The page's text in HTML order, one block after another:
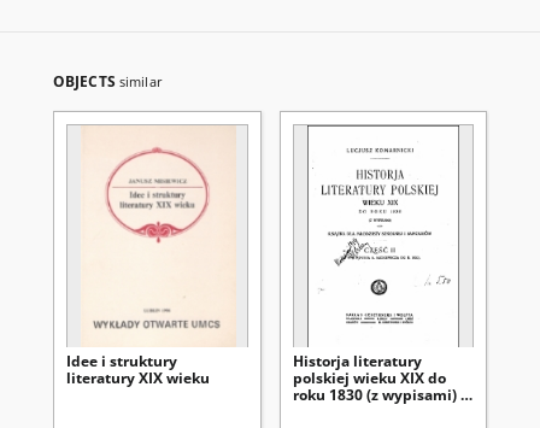
OBJECTS similar
Idee i struktury
literatury XIX wieku
Historja literatury
polskiej wieku XIX do
roku 1830 (z wypisami) :